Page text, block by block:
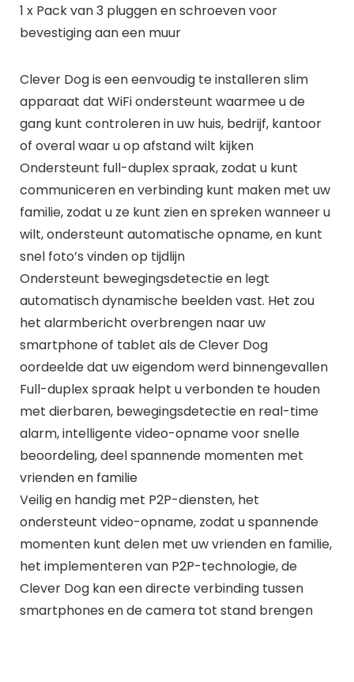
1 x Pack van 3 pluggen en schroeven voor
bevestiging aan een muur
Clever Dog is een eenvoudig te installeren slim
apparaat dat WiFi ondersteunt waarmee u de
gang kunt controleren in uw huis, bedrijf, kantoor
of overal waar u op afstand wilt kijken
Ondersteunt full-duplex spraak, zodat u kunt
communiceren en verbinding kunt maken met uw
familie, zodat u ze kunt zien en spreken wanneer u
wilt, ondersteunt automatische opname, en kunt
snel foto’s vinden op tijdlijn
Ondersteunt bewegingsdetectie en legt
automatisch dynamische beelden vast. Het zou
het alarmbericht overbrengen naar uw
smartphone of tablet als de Clever Dog
oordeelde dat uw eigendom werd binnengevallen
Full-duplex spraak helpt u verbonden te houden
met dierbaren, bewegingsdetectie en real-time
alarm, intelligente video-opname voor snelle
beoordeling, deel spannende momenten met
vrienden en familie
Veilig en handig met P2P-diensten, het
ondersteunt video-opname, zodat u spannende
momenten kunt delen met uw vrienden en familie,
het implementeren van P2P-technologie, de
Clever Dog kan een directe verbinding tussen
smartphones en de camera tot stand brengen